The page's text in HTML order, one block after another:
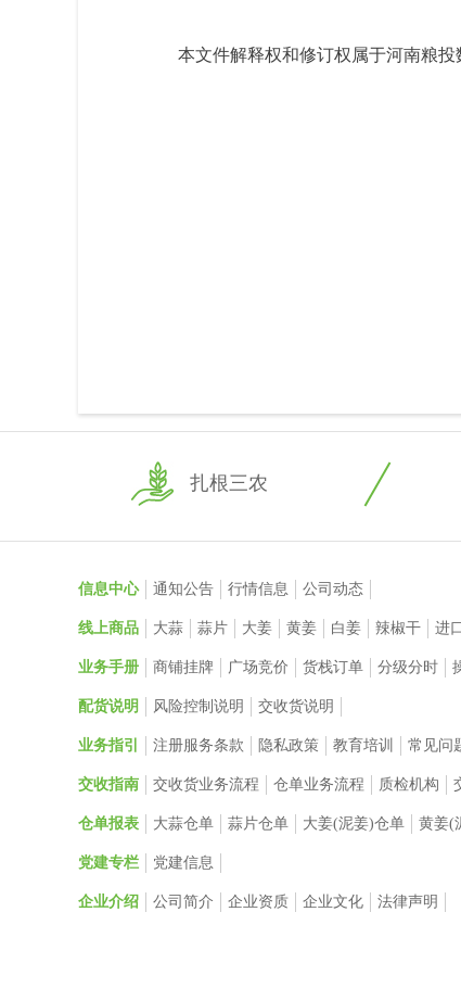
本文件解释权和修订权属于河南粮投
扎根三农
信息中心 通知公告 行情信息 公司动态
线上商品 大蒜 蒜片 大姜 黄姜 白姜 辣椒干 进
业务手册 商铺挂牌 广场竞价 货栈订单 分级分时
配货说明 风险控制说明 交收货说明
业务指引 注册服务条款 隐私政策 教育培训 常见问
交收指南 交收货业务流程 仓单业务流程 质检机构
仓单报表 大蒜仓单 蒜片仓单 大姜(泥姜)仓单 黄姜(
党建专栏 党建信息
企业介绍 公司简介 企业资质 企业文化 法律声明